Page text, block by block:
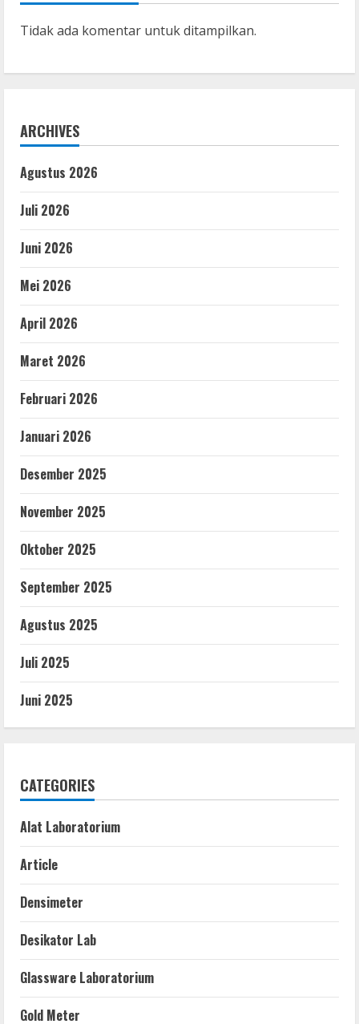
Tidak ada komentar untuk ditampilkan.
ARCHIVES
Agustus 2026
Juli 2026
Juni 2026
Mei 2026
April 2026
Maret 2026
Februari 2026
Januari 2026
Desember 2025
November 2025
Oktober 2025
September 2025
Agustus 2025
Juli 2025
Juni 2025
CATEGORIES
Alat Laboratorium
Article
Densimeter
Desikator Lab
Glassware Laboratorium
Gold Meter